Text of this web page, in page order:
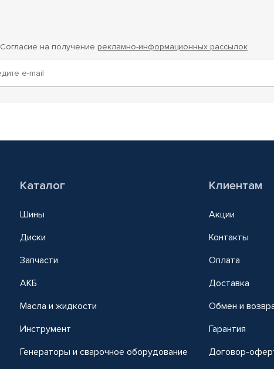
Согласие на получение рекламно-информационных рассылок
Каталог
Шины
Диски
Запчасти
АКБ
Масла и жидкости
Инструмент
Генераторы и сварочное оборудование
Клиентам
Акции
Контакты
Оплата
Доставка
Обмен и
Гарантия
Договор-